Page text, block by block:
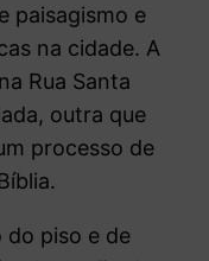
paisagismo e
na cidade. A
Rua Santa
outra que
processo de
do piso e de